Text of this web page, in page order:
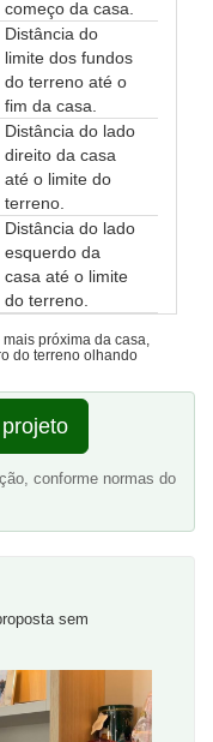
começo da casa.
Distância do
limite dos fundos
do terreno até o
fim da casa.
Distância do lado
direito da casa
até o limite do
terreno.
Distância do lado
esquerdo da
casa até o limite
do terreno.
próxima da casa,
do terreno olhando
conforme normas do
sem